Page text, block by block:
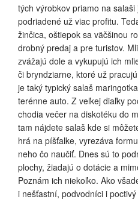
tých výrobkov priamo na
podriadené už viac profitu.
žinčica, oštiepok sa väčšinou
drobný predaj a pre turistov.
zvážajú dole a vykupujú ich
či bryndziarne, ktoré už
je taký typický salaš
terénne auto. Z veľkej diaľky
chodia večer na diskotéku do
tam nájdete salaš kde si
hrá na píšťalke, vyrezáva
neho čo naučiť. Dnes sú to
plochy, žiadajú o dotácie a
Poznám ich niekoľko. Ako
i nešťastní, podvodníci i